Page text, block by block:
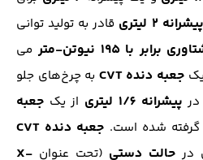
پیشرانه 2 لیتری
قادر به تولید توانی
برابر با 195 نیوتن-‌متر
می
یکجعبه دنده CVT
به چرخ‌های جلو
پیشرانه 1/6 لیتری از یک جعبه
گرفته شده است. جعبه دنده CVT
در حالت دستی (تحت عنوان X-